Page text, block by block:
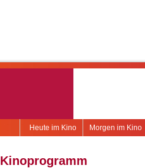
Morgen im Kino
Heute im Kino
Kinoprogramm